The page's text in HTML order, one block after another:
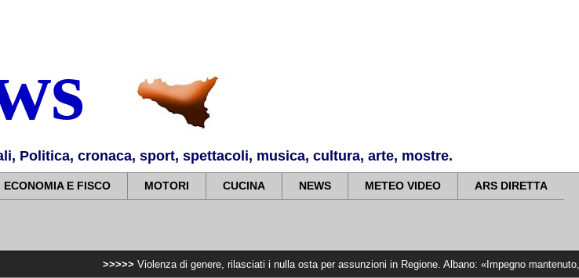
Politica, cronaca, sport, spettacoli, musica, cultura, arte, mostre.
ECONOMIA E FISCO MOTORI CUCINA NEWS METEO VIDEO ARS DIRETTA
Violenza di genere, rilasciati i nulla osta per assunzioni in Regione. Albano: «Impegno mantenuto, siamo vicini